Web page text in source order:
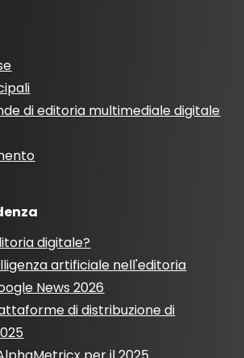
di editoria multimediale digitale
digitale?
artificiale nell'editoria
News 2026
di distribuzione di